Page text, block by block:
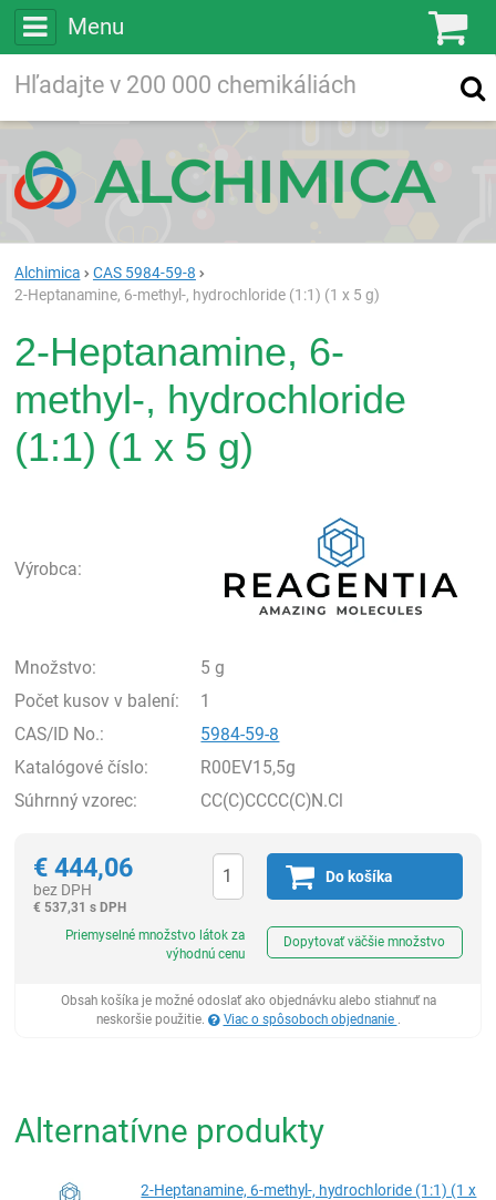
Menu
Vyhľadávanie
Alchimica
CAS 5984-59-8
2-Heptanamine, 6-methyl-, hydrochloride (1:1) (1 x 5 g)
2-Heptanamine, 6-
methyl-, hydrochloride
(1:1) (1 x 5 g)
Výrobca:
Množstvo:
5 g
Počet kusov v balení:
1
CAS/ID No.:
5984-59-8
Katalógové číslo:
R00EV15,5g
Súhrnný vzorec:
CC(C)CCCC(C)N.Cl
€ 444,06
bez DPH
€ 537,31 s DPH
Do košíka
Priemyselné množstvo látok za
výhodnú cenu
Dopytovať väčšie množstvo
Obsah košíka je možné odoslať ako objednávku alebo stiahnuť na
neskoršie použitie.
Viac o spôsoboch objednanie .
Alternatívne produkty
2-Heptanamine, 6-methyl-, hydrochloride (1:1) (1 x